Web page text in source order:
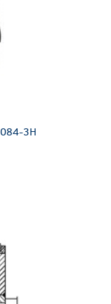
084-3Н